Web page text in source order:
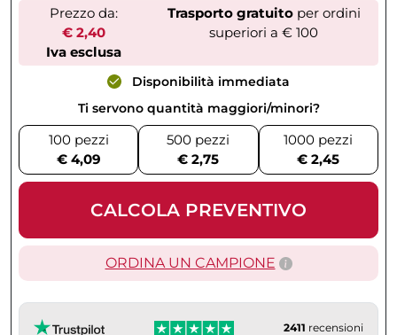
Prezzo da:
€ 2,40
Iva esclusa
Trasporto gratuitoper ordini
superiori a € 100
Disponibilità immediata
Ti servono quantità maggiori/minori?
100 pezzi
€ 4,09
500 pezzi
€ 2,75
1000 pezzi
€ 2,45
CALCOLA PREVENTIVO
ORDINA UN CAMPIONE
2411 recensioni